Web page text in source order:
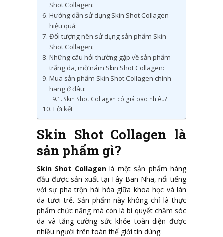
Shot Collagen:
Hướng dẫn sử dụng Skin Shot Collagen
hiệu quả:
Đối tượng nên sử dụng sản phẩm Skin
Shot Collagen:
Những câu hỏi thường gặp về sản phẩm
trắng da, mờ nám Skin Shot Collagen:
Mua sản phẩm Skin Shot Collagen chính
hãng ở đâu:
Skin Shot Collagen có giá bao nhiêu?
Lời kết
Skin Shot Collagen là
sản phẩm gì?
Skin Shot Collagenlà một sản phẩm hàng
đầu được sản xuất tại Tây Ban Nha, nổi tiếng
với sự pha trộn hài hòa giữa khoa học và làn
da tươi trẻ. Sản phẩm này không chỉ là thực
phẩm chức năng mà còn là bí quyết chăm sóc
da và tăng cường sức khỏe toàn diện được
nhiều người trên toàn thế giới tin dùng.